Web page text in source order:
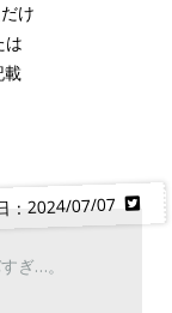
け
は
載
：2024/07/07
ぎ…。